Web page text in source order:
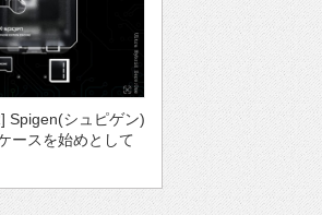
Spigen(シュピゲン)
ースを始めとして